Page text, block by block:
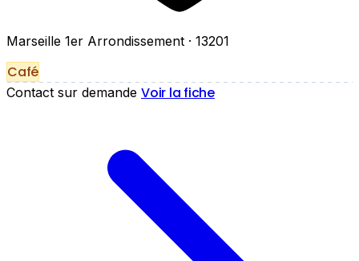
Marseille 1er Arrondissement · 13201
Café
Contact sur demande Voir la fiche